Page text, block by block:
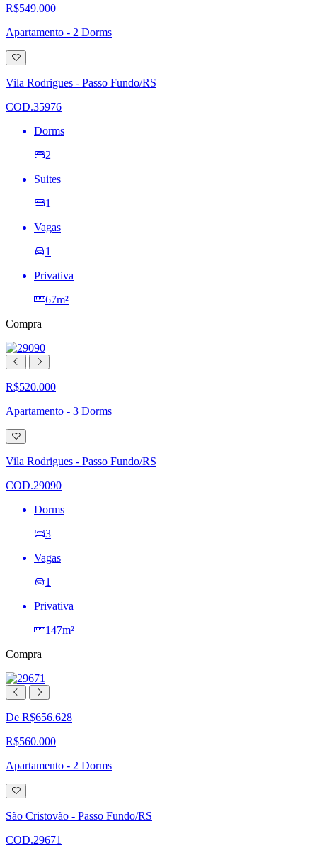
R$549.000
Apartamento - 2 Dorms
Adicionar
à
lista
de
Vila Rodrigues - Passo Fundo/RS
COD.35976
Dorms
2
Suites
1
Vagas
1
Privativa
67m²
Compra
R$520.000
Apartamento - 3 Dorms
Adicionar
à
lista
de
Vila Rodrigues - Passo Fundo/RS
COD.29090
Dorms
3
Vagas
1
Privativa
147m²
Compra
De R$656.628
R$560.000
Apartamento - 2 Dorms
Adicionar
à
lista
de
São Cristovão - Passo Fundo/RS
COD.29671